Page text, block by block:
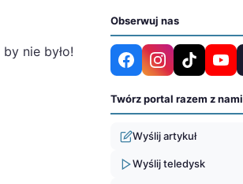
nie było!
Obserwuj nas
Twórz portal razem z nami
Wyślij artykuł
Wyślij teledysk